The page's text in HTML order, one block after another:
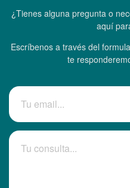
¿Tienes alguna pregunta o
aquí
Escríbenos a través del
te